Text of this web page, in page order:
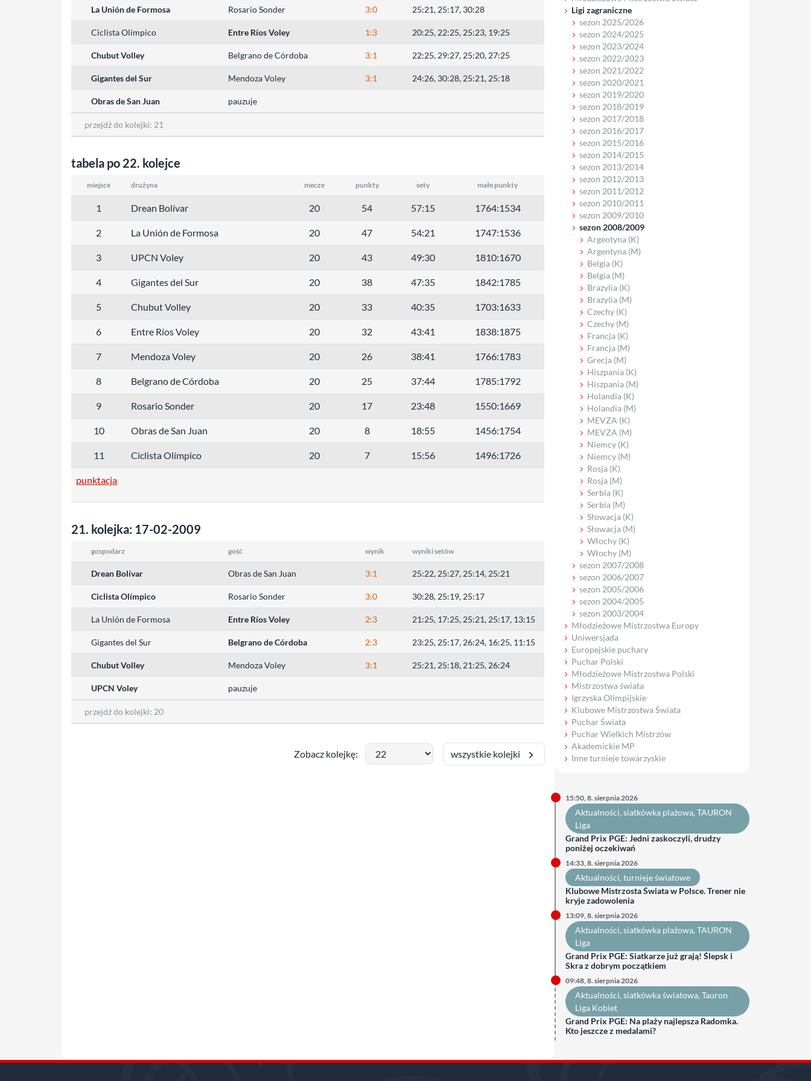
La Unión de Formosa Rosario Sonder 3:0 25:21, 25:17, 30:28
Ciclista Olímpico Entre Ríos Voley 1:3 20:25, 22:25, 25:23, 19:25
Chubut Volley Belgrano de Córdoba 3:1 22:25, 29:27, 25:20, 27:25
Gigantes del Sur Mendoza Voley 3:1 24:26, 30:28, 25:21, 25:18
Obras de San Juan pauzuje
przejdź do kolejki: 21
tabela po 22. kolejce
miejsce drużyna mecze punkty sety małe punkty
1 Drean Bolívar 20 54 57:15 1764:1534
2 La Unión de Formosa 20 47 54:21 1747:1536
3 UPCN Voley 20 43 49:30 1810:1670
4 Gigantes del Sur 20 38 47:35 1842:1785
5 Chubut Volley 20 33 40:35 1703:1633
6 Entre Ríos Voley 20 32 43:41 1838:1875
7 Mendoza Voley 20 26 38:41 1766:1783
8 Belgrano de Córdoba 20 25 37:44 1785:1792
9 Rosario Sonder 20 17 23:48 1550:1669
10 Obras de San Juan 20 8 18:55 1456:1754
11 Ciclista Olímpico 20 7 15:56 1496:1726
punktacja
21. kolejka: 17-02-2009
gospodarz gość wynik wyniki setów
Drean Bolívar Obras de San Juan 3:1 25:22, 25:27, 25:14, 25:21
Ciclista Olímpico Rosario Sonder 3:0 30:28, 25:19, 25:17
La Unión de Formosa Entre Ríos Voley 2:3 21:25, 17:25, 25:21, 25:17, 13:15
Gigantes del Sur Belgrano de Córdoba 2:3 23:25, 25:17, 26:24, 16:25, 11:15
Chubut Volley Mendoza Voley 3:1 25:21, 25:18, 21:25, 26:24
UPCN Voley pauzuje
przejdź do kolejki: 20
Zobacz kolejkę: wszystkie kolejki
Ligi zagraniczne
sezon 2025/2026
sezon 2024/2025
sezon 2023/2024
sezon 2022/2023
sezon 2021/2022
sezon 2020/2021
sezon 2019/2020
sezon 2018/2019
sezon 2017/2018
sezon 2016/2017
sezon 2015/2016
sezon 2014/2015
sezon 2013/2014
sezon 2012/2013
sezon 2011/2012
sezon 2010/2011
sezon 2009/2010
sezon 2008/2009
Argentyna (K)
Argentyna (M)
Belgia (K)
Belgia (M)
Brazylia (K)
Brazylia (M)
Czechy (K)
Czechy (M)
Francja (K)
Francja (M)
Grecja (M)
Hiszpania (K)
Hiszpania (M)
Holandia (K)
Holandia (M)
MEVZA (K)
MEVZA (M)
Niemcy (K)
Niemcy (M)
Rosja (K)
Rosja (M)
Serbia (K)
Serbia (M)
Słowacja (K)
Słowacja (M)
Włochy (K)
Włochy (M)
sezon 2007/2008
sezon 2006/2007
sezon 2005/2006
sezon 2004/2005
sezon 2003/2004
Młodzieżowe Mistrzostwa Europy
Uniwersjada
Europejskie puchary
Puchar Polski
Młodzieżowe Mistrzostwa Polski
Mistrzostwa świata
Igrzyska Olimpijskie
Klubowe Mistrzostwa Świata
Puchar Świata
Puchar Wielkich Mistrzów
Akademickie MP
Inne turnieje towarzyskie
15:50, 8. sierpnia 2026
Aktualności, siatkówka plażowa, TAURON
Liga
Grand Prix PGE: Jedni zaskoczyli, drudzy
poniżej oczekiwań
14:33, 8. sierpnia 2026
Aktualności, turnieje światowe
Klubowe Mistrzosta Świata w Polsce. Trener nie
kryje zadowolenia
13:09, 8. sierpnia 2026
Aktualności, siatkówka plażowa, TAURON
Liga
Grand Prix PGE: Siatkarze już grają! Ślepsk i
Skra z dobrym początkiem
09:48, 8. sierpnia 2026
Aktualności, siatkówka światowa, Tauron
Liga Kobiet
Grand Prix PGE: Na plaży najlepsza Radomka.
Kto jeszcze z medalami?